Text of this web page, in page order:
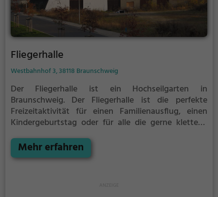
Fliegerhalle
Westbahnhof 3, 38118 Braunschweig
Der Fliegerhalle ist ein Hochseilgarten in
Braunschweig. Der Fliegerhalle ist die perfekte
Freizeitaktivität für einen Familienausflug, einen
Kindergeburtstag oder für alle die gerne klettern.
Erdboden erwartet dich eine Welt voller Abenteuer
und Erlebnis. Der Fliegerhalle bietet sowohl
Mehr erfahren